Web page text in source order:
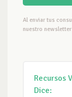
Al enviar tus
nuestro
Recursos
Dice: